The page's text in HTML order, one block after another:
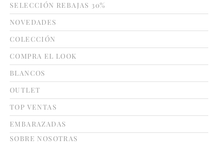
SELECCIÓN REBAJAS 30%
NOVEDADES
COLECCIÓN
COMPRA EL LOOK
BLANCOS
OUTLET
TOP VENTAS
EMBARAZADAS
SOBRE NOSOTRAS